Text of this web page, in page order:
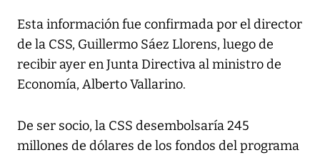
Esta información fue confirmada por el director
de la CSS, Guillermo Sáez Llorens, luego de
recibir ayer en Junta Directiva al ministro de
Economía, Alberto Vallarino.
De ser socio, la CSS desembolsaría 245
millones de dólares de los fondos del programa